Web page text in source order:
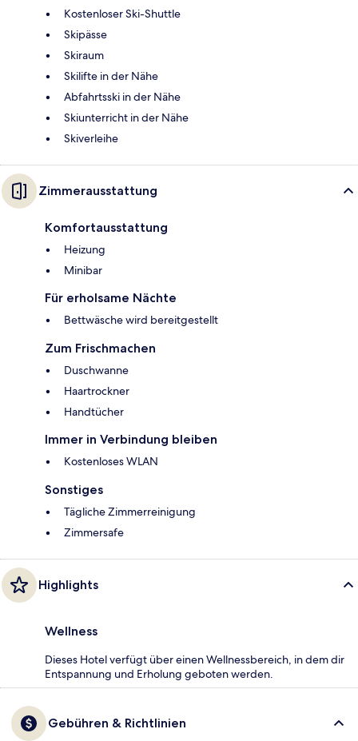
Kostenloser Ski-Shuttle
Skipässe
Skiraum
Skilifte in der Nähe
Abfahrtsski in der Nähe
Skiunterricht in der Nähe
Skiverleihe
Zimmerausstattung
Komfortausstattung
Heizung
Minibar
Für erholsame Nächte
Bettwäsche wird bereitgestellt
Zum Frischmachen
Duschwanne
Haartrockner
Handtücher
Immer in Verbindung bleiben
Kostenloses WLAN
Sonstiges
Tägliche Zimmerreinigung
Zimmersafe
Highlights
Wellness
Dieses Hotel verfügt über einen Wellnessbereich, in dem dir
Entspannung und Erholung geboten werden.
Gebühren & Richtlinien